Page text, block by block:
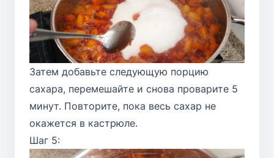
Затем добавьте следующую порцию
сахара, перемешайте и снова проварите 5
минут. Повторите, пока весь сахар не
окажется в кастрюле.
Шаг 5: